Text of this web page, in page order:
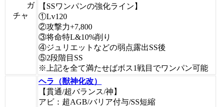
ガ
チャ
【SSワンパンの強化ライン】
①Lv120
②攻撃力+7,800
③将命特L&10%削り
④ジュリエットなどの弱点露出SS後
⑤2段階目SS
※上記を全て満たせばボス1戦目でワンパン可能
ヘラ（獣神化改）
【貫通/超バランス/神】
アビ：超AGB/バリア付与/SS短縮